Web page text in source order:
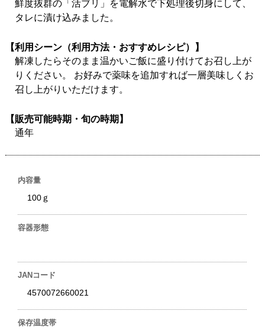
鮮度抜群の「活ブリ」を電解水で下処理後切身にして、
タレに漬け込みました。
【利用シーン（利用方法・おすすめレシピ）】
解凍したらそのまま温かいご飯に盛り付けてお召し上が
りください。 お好みで薬味を追加すれば一層美味しくお
召し上がりいただけます。
【販売可能時期・旬の時期】
通年
内容量
100ｇ
容器形態
JANコード
4570072660021
保存温度帯